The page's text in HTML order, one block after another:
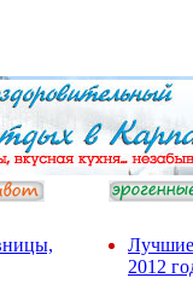
Лучшие
2012